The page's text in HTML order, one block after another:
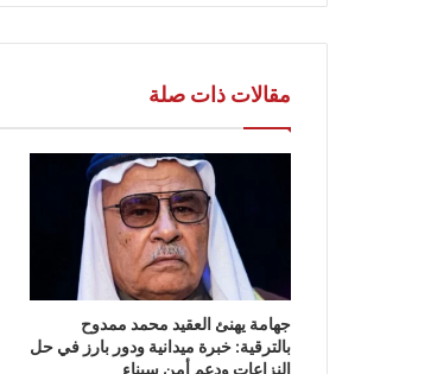
مقالات ذات صلة
جهامة يهنئ العقيد محمد ممدوح
بالترقية: خبرة ميدانية ودور بارز في حل
النزاعات ودعم أمن سيناء